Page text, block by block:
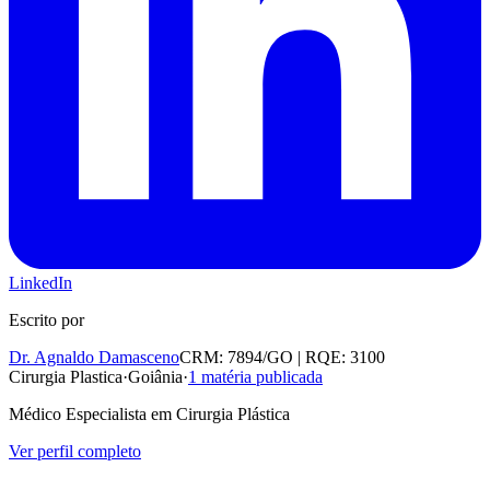
LinkedIn
Escrito por
Dr. Agnaldo DamascenoCRM: 7894/GO | RQE: 3100
Cirurgia Plastica·Goiânia·1 matéria publicada
Médico Especialista em Cirurgia Plástica
Ver perfil completo